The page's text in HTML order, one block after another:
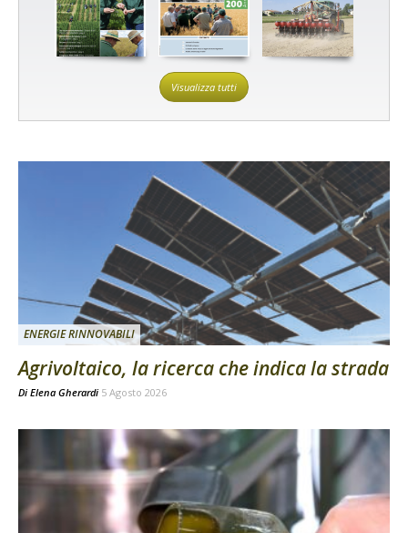
Visualizza tutti
ENERGIE RINNOVABILI
Agrivoltaico, la ricerca che indica la strada
Di Elena Gherardi 5 Agosto 2026